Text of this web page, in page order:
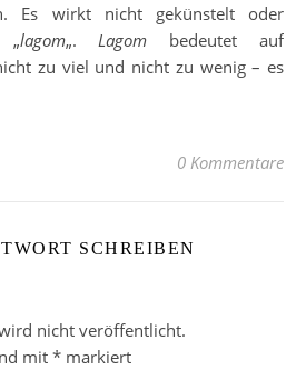
Es wirkt nicht gekünstelt oder
„lagom„.Lagom bedeutet auf
zu viel und nicht zu wenig – es
0 Kommentare
SCHREIBEN
nicht veröffentlicht.
mit * markiert